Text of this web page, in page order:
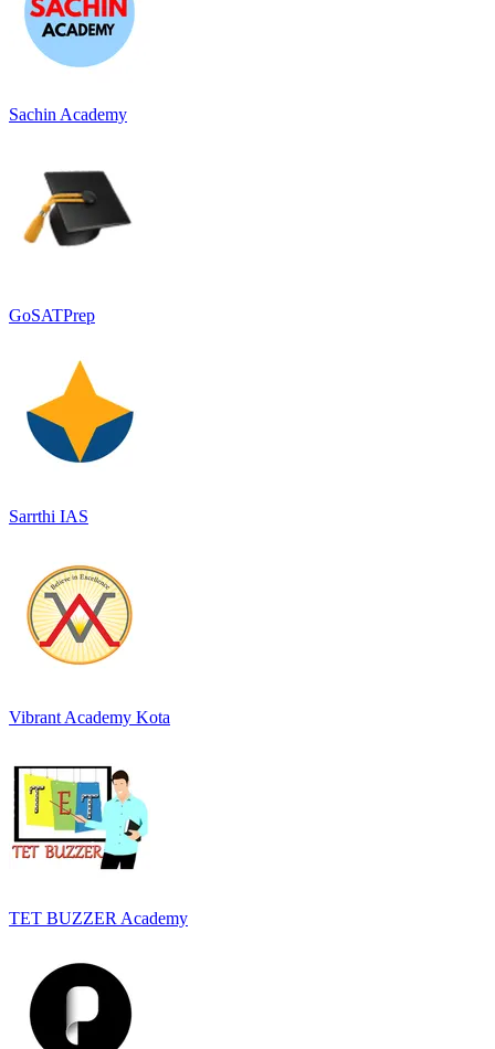
Sachin Academy
GoSATPrep
Sarrthi IAS
Vibrant Academy Kota
TET BUZZER Academy